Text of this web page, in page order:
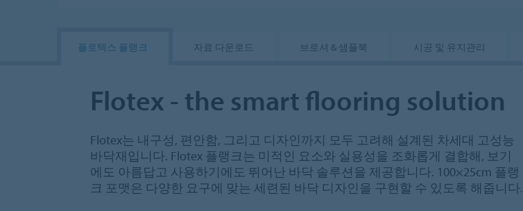
플로텍스 플랭크 자료 다운로드 브로셔 & 샘플북 시공 및 유지관리
Flotex - the smart flooring solution
Flotex는 내구성, 편안함, 그리고 디자인까지 모두 고려해 설계된 차세대 고성능
바닥재입니다. Flotex 플랭크는 미적인 요소와 실용성을 조화롭게 결합해, 보기
에도 아름답고 사용하기에도 뛰어난 바닥 솔루션을 제공합니다. 100×25cm 플랭
크 포맷은 다양한 요구에 맞는 세련된 바닥 디자인을 구현할 수 있도록 해줍니다.